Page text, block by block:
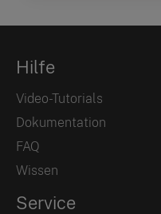
Hilfe
Video-Tutorials
Dokumentation
FAQ
Wissen
Service